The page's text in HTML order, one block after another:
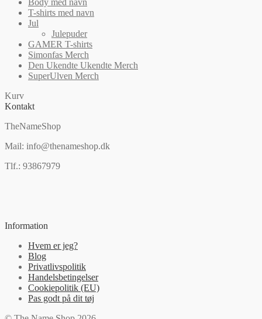
T-shirts med navn
Jul
Julepuder
GAMER T-shirts
Simonfas Merch
Den Ukendte Ukendte Merch
SuperUlven Merch
Kurv
Kontakt
TheNameShop
Mail: info@thenameshop.dk
Tlf.: 93867979
Information
Hvem er jeg?
Blog
Privatlivspolitik
Handelsbetingelser
Cookiepolitik (EU)
Pas godt på dit tøj